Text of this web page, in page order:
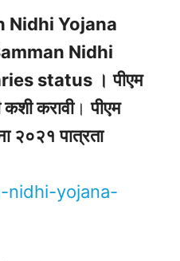
Nidhi Yojana
Nidhi
status । पीएम
कशी करावी।पीएम
२०२१ पात्रता
nidhi-yojana-